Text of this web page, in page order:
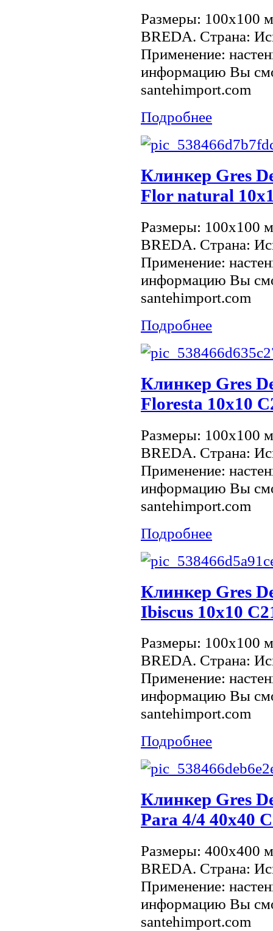
Размеры: 100x100
BREDA. Страна:
Применение:
информацию Вы
santehimport.com
Подробнее
Клинкер Gres
Flor natural
Размеры: 100x100
BREDA. Страна:
Применение:
информацию Вы
santehimport.com
Подробнее
Клинкер Gres
Floresta 10х10
Размеры: 100x100
BREDA. Страна:
Применение:
информацию Вы
santehimport.com
Подробнее
Клинкер Gres
Ibiscus 10х10
Размеры: 100x100
BREDA. Страна:
Применение:
информацию Вы
santehimport.com
Подробнее
Клинкер Gres
Para 4/4 40х40
Размеры: 400x400
BREDA. Страна:
Применение:
информацию Вы
santehimport.com